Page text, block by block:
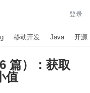
登录
移动开发 Java 开源
篇）：获取
值